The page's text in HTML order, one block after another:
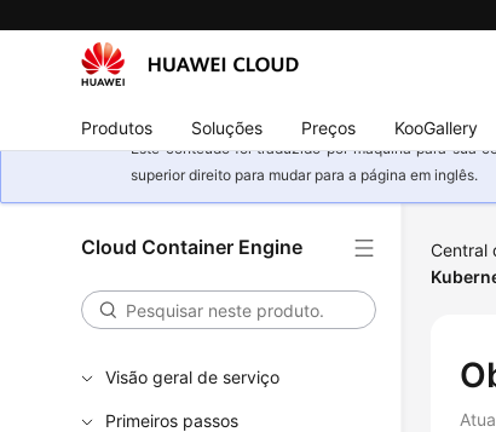
Produtos Soluções Preços KooGallery
Este conteúdo foi traduzido por máquina para sua
superior direito para mudar para a página em inglês.
Cloud Container Engine
Visão geral de serviço
Primeiros passos
Central